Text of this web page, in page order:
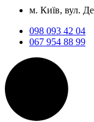
м. Київ, вул.
098 093 42 04
067 954 88 99